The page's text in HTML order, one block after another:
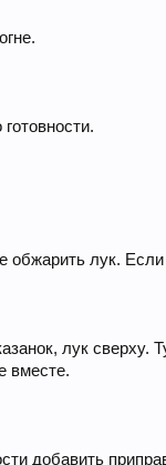
обжарить лук.
лук
вместе.
добавить